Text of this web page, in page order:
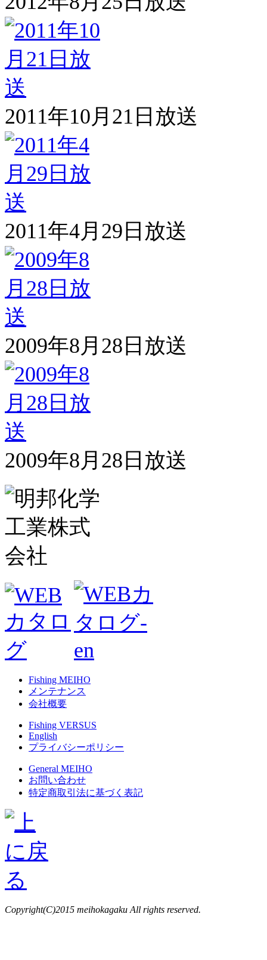
2011年10月21日放送
2011年4月29日放送
2009年8月28日放送
2009年8月28日放送
Fishing MEIHO
メンテナンス
会社概要
Fishing VERSUS
English
プライバシーポリシー
General MEIHO
お問い合わせ
特定商取引法に基づく表記
Copyright(C)2015 meihokagaku All rights reserved.